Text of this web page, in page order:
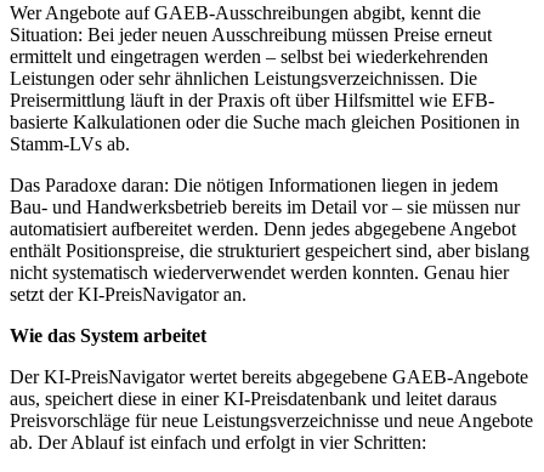
Wer Angebote auf GAEB-Ausschreibungen abgibt, kennt die
Situation: Bei jeder neuen Ausschreibung müssen Preise erneut
ermittelt und eingetragen werden – selbst bei wiederkehrenden
Leistungen oder sehr ähnlichen Leistungsverzeichnissen. Die
Preisermittlung läuft in der Praxis oft über Hilfsmittel wie EFB-
basierte Kalkulationen oder die Suche mach gleichen Positionen in
Stamm-LVs ab.
Das Paradoxe daran: Die nötigen Informationen liegen in jedem
Bau- und Handwerksbetrieb bereits im Detail vor – sie müssen nur
automatisiert aufbereitet werden. Denn jedes abgegebene Angebot
enthält Positionspreise, die strukturiert gespeichert sind, aber bislang
nicht systematisch wiederverwendet werden konnten. Genau hier
setzt der KI-PreisNavigator an.
Wie das System arbeitet
Der KI-PreisNavigator wertet bereits abgegebene GAEB-Angebote
aus, speichert diese in einer KI-Preisdatenbank und leitet daraus
Preisvorschläge für neue Leistungsverzeichnisse und neue Angebote
ab. Der Ablauf ist einfach und erfolgt in vier Schritten: